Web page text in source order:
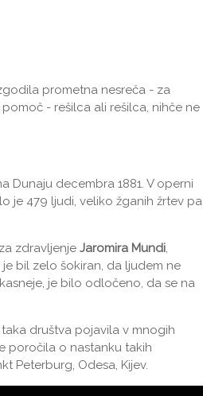
prometna nesreča - za
- rešilca ​​ali rešilca, nihče ne
Dunaju decembra 1881. V operni
je 479 ljudi, veliko žganih žrtev pa
zdravljenje Jaromira Mundi,
bil zelo šokiran, da ljudem ne
je bilo odločeno, da se na
društva pojavila v mnogih
poročila o nastanku takih
Peterburg, Odesa, Kijev.